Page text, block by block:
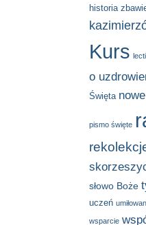
historia
Kurs
o
Święta
pismo święte
słowo Boże
uczeń
wsparcie